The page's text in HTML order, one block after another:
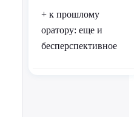
+ к прошлому
оратору: еще и
бесперспективное